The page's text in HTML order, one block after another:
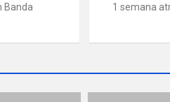
Banda 1 semana